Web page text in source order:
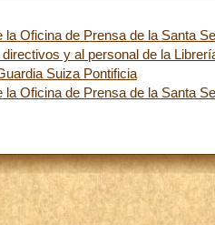
la Oficina de Prensa de la Santa
y al personal de la
Suiza Pontificia
la Oficina de Prensa de la Santa